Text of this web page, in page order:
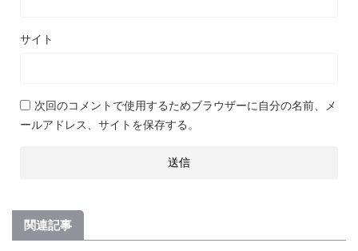
サイト
次回のコメントで使用するためブラウザーに自分の名前、メ
ールアドレス、サイトを保存する。
関連記事